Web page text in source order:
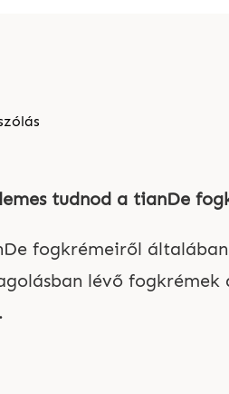
tudnod a tianDe
fogkrémeiről
lévő